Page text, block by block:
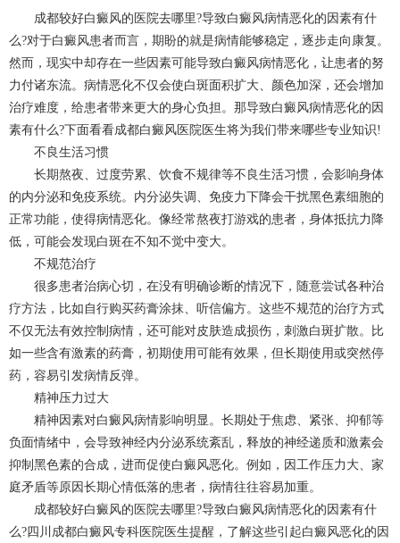
成都较好白癜风的医院去哪里?导致白癜风病情恶化的因素有什
么?对于白癜风患者而言，期盼的就是病情能够稳定，逐步走向康复。
然而，现实中却存在一些因素可能导致白癜风病情恶化，让患者的努
力付诸东流。病情恶化不仅会使白斑面积扩大、颜色加深，还会增加
治疗难度，给患者带来更大的身心负担。那导致白癜风病情恶化的因
素有什么?下面看看成都白癜风 医院医生将为我们带来哪些专业知识!
不良生活习惯
长期熬夜、过度劳累、饮食不规律等不良生活习惯，会影响身体
的内分泌和免疫系统。内分泌失调、免疫力下降会干扰黑色素细胞的
正常功能，使得病情恶化。像经常熬夜打游戏的患者，身体抵抗力降
低，可能会发现白斑在不知不觉中变大。
不规范治疗
很多患者治病心切，在没有明确诊断的情况下，随意尝试各种治
疗方法，比如自行购买药膏涂抹、听信偏方。这些不规范的治疗方式
不仅无法有效控制病情，还可能对皮肤造成损伤，刺激白斑扩散。比
如一些含有激素的药膏，初期使用可能有效果，但长期使用或突然停
药，容易引发病情反弹。
精神压力过大
精神因素对白癜风病情影响明显。长期处于焦虑、紧张、抑郁等
负面情绪中，会导致神经内分泌系统紊乱，释放的神经递质和激素会
抑制黑色素的合成，进而促使白癜风恶化。例如，因工作压力大、家
庭矛盾等原因长期心情低落的患者，病情往往容易加重。
成都较好白癜风的医院去哪里?导致白癜风病情恶化的因素有什
么?四川 成都白癜风专科医院 医生提醒，了解这些引起白癜风恶化的因